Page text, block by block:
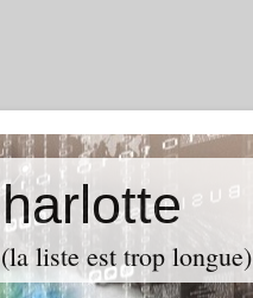
liste est trop longue)